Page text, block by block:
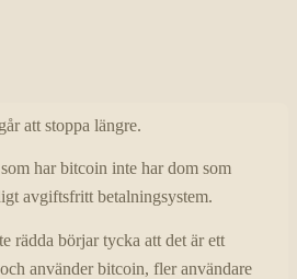
att stoppa längre.
har bitcoin inte har dom som
avgiftsfritt betalningsystem.
rädda börjar tycka att det är ett
använder bitcoin, fler användare